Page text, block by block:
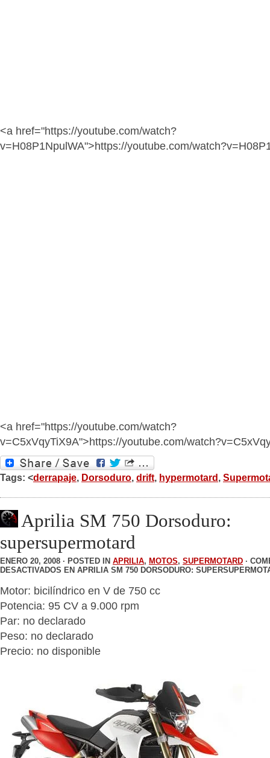
<a href="https://youtube.com/watch?
v=H08P1NpulWA">https://youtube.com/
<a href="https://youtube.com/watch?
v=C5xVqyTiX9A">https://youtube.com/
Tags: <derrapaje, Dorsoduro, drift, hypermotard,
Aprilia SM 750 Dorsoduro:
supersupermotard
ENERO 20, 2008 · POSTED IN APRILIA, MOTOS, SUPERMOTARD ·
DESACTIVADOS EN APRILIA SM 750 DORSODURO:
Motor: bicilíndrico en V de 750 cc
Potencia: 95 CV a 9.000 rpm
Par: no declarado
Peso: no declarado
Precio: no disponible